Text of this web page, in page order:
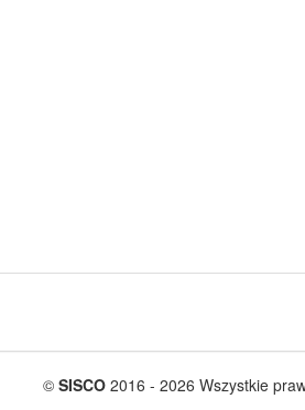
© SISCO 2016 - 2026 Wszystkie